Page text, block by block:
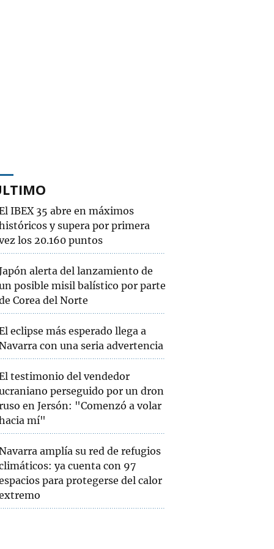
IBEX 35 abre en máximos
y supera por primera
los 20.160 puntos
alerta del lanzamiento de
posible misil balístico por parte
Corea del Norte
eclipse más esperado llega a
con una seria advertencia
testimonio del vendedor
perseguido por un dron
en Jersón: "Comenzó a volar
mí"
amplía su red de refugios
ya cuenta con 97
para protegerse del calor